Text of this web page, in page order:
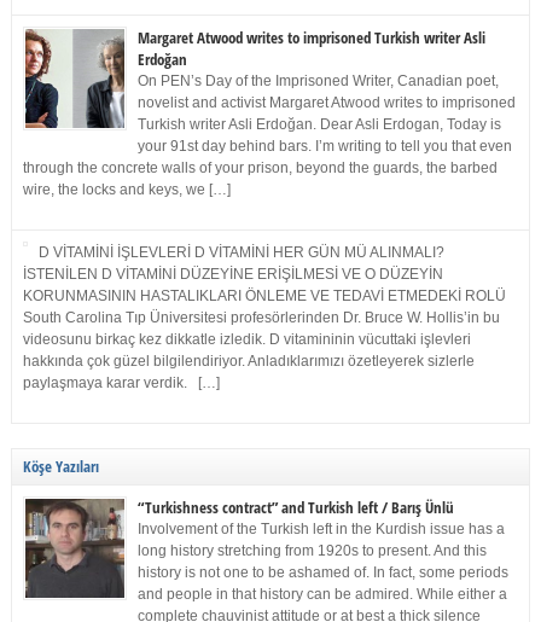
Margaret Atwood writes to imprisoned Turkish writer Asli
Erdoğan
On PEN’s Day of the Imprisoned Writer, Canadian poet,
novelist and activist Margaret Atwood writes to imprisoned
Turkish writer Asli Erdoğan. Dear Asli Erdogan, Today is
your 91st day behind bars. I’m writing to tell you that even
through the concrete walls of your prison, beyond the guards, the barbed
wire, the locks and keys, we […]
D VİTAMİNİ İŞLEVLERİ D VİTAMİNİ HER GÜN MÜ ALINMALI?
İSTENİLEN D VİTAMİNİ DÜZEYİNE ERİŞİLMESİ VE O DÜZEYİN
KORUNMASININ HASTALIKLARI ÖNLEME VE TEDAVİ ETMEDEKİ ROLÜ
South Carolina Tıp Üniversitesi profesörlerinden Dr. Bruce W. Hollis’in bu
videosunu birkaç kez dikkatle izledik. D vitamininin vücuttaki işlevleri
hakkında çok güzel bilgilendiriyor. Anladıklarımızı özetleyerek sizlerle
paylaşmaya karar verdik. […]
Köşe Yazıları
“Turkishness contract” and Turkish left / Barış Ünlü
Involvement of the Turkish left in the Kurdish issue has a
long history stretching from 1920s to present. And this
history is not one to be ashamed of. In fact, some periods
and people in that history can be admired. While either a
complete chauvinist attitude or at best a thick silence